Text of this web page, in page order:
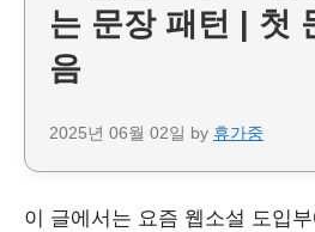
는 문장 패턴 | 첫
음
2025년 06월 02일 by 휴가중
이 글에서는 요즘 웹소설 도입